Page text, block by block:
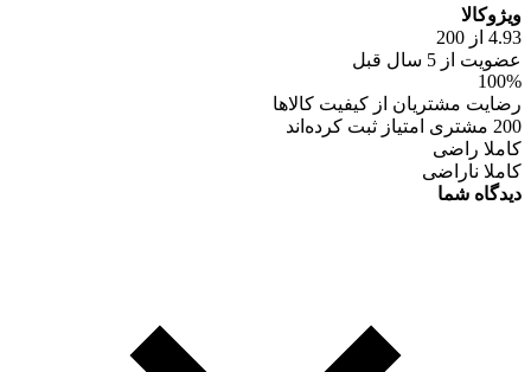
ویژوکالا
4.93 از 200
عضویت از 5 سال قبل
100%
رضایت مشتریان از کیفیت کالاها
200 مشتری امتیاز ثبت کرده‌اند
کاملا راضی
کاملا ناراضی
دیدگاه شما